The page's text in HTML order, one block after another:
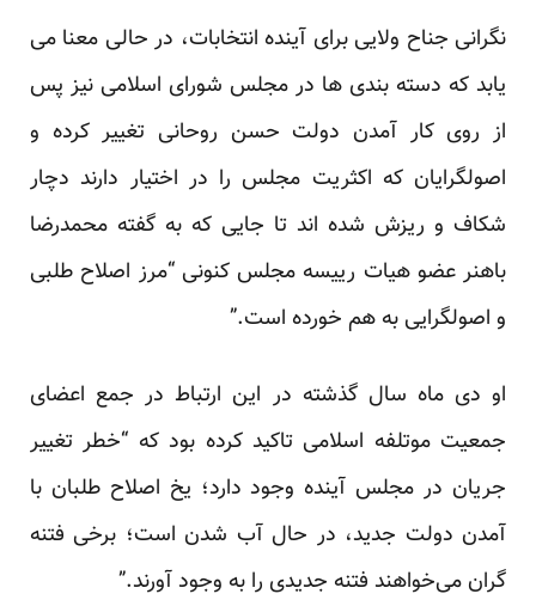
نگرانی جناح ولایی برای آینده انتخابات، در حالی معنا می
یابد که دسته بندی ها در مجلس شورای اسلامی نیز پس
از روی کار آمدن دولت حسن روحانی تغییر کرده و
اصولگرایان که اکثریت مجلس را در اختیار دارند دچار
شکاف و ریزش شده اند تا جایی که به گفته محمدرضا
باهنر عضو هیات رییسه مجلس کنونی “مرز اصلاح طلبی
و اصولگرایی به هم خورده است.”
او دی ماه سال گذشته در این ارتباط در جمع اعضای
جمعیت موتلفه اسلامی تاکید کرده بود که “خطر تغییر
جریان در مجلس آینده وجود دارد؛ یخ اصلاح طلبان با
آمدن دولت جدید، در حال آب شدن است؛ برخی فتنه
گران می‌خواهند فتنه جدیدی را به وجود آورند.”